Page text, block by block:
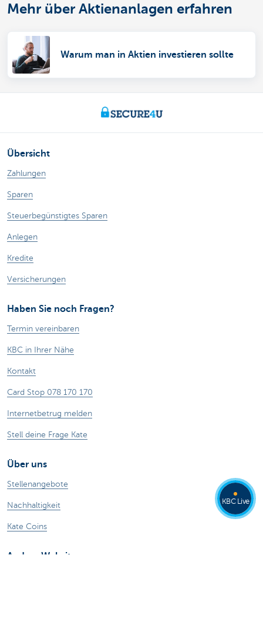
Mehr über Aktienanlagen erfahren
Warum man in Aktien investieren sollte
Übersicht
Zahlungen
Sparen
Steuerbegünstigtes Sparen
Anlegen
Kredite
Versicherungen
Haben Sie noch Fragen?
Termin vereinbaren
KBC in Ihrer Nähe
Kontakt
Card Stop 078 170 170
Internetbetrug melden
Stell deine Frage Kate
Über uns
Stellenangebote
Nachhaltigkeit
Kate Coins
Andere Websites
KBC Live